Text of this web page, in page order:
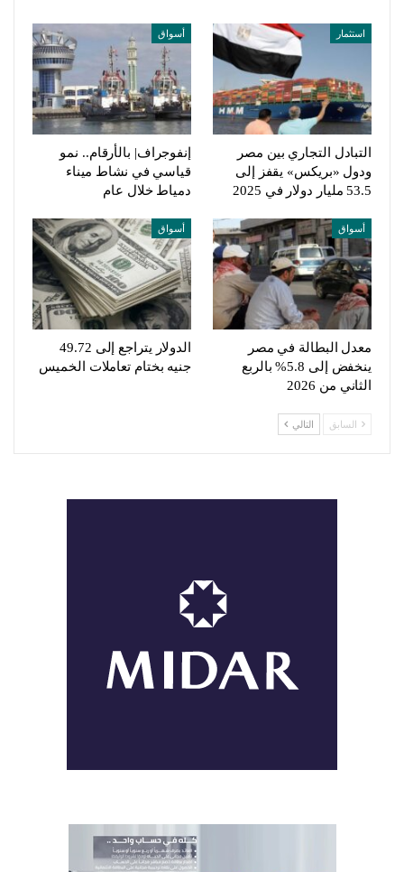
استثمار
التبادل التجاري بين مصر
ودول «بريكس» يقفز إلى
53.5 مليار دولار في 2025
أسواق
إنفوجراف| بالأرقام.. نمو
قياسي في نشاط ميناء
دمياط خلال عام
أسواق
معدل البطالة في مصر
ينخفض إلى 5.8% بالربع
الثاني من 2026
أسواق
الدولار يتراجع إلى 49.72
جنيه بختام تعاملات الخميس
السابق التالي